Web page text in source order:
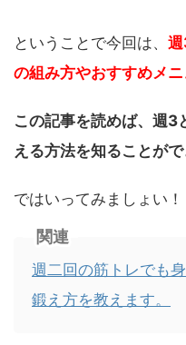
ということで今回は、
の組み方やおすすめメ
この記事を読めば、週3
える方法を知ることがで
ではいってみましょい！
関連
週二回の筋トレでも
鍛え方を教えます。